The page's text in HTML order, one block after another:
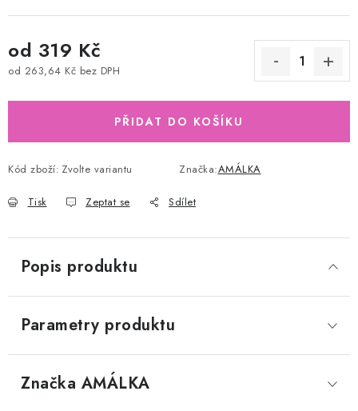
od 319 Kč
od 263,64 Kč bez DPH
PŘIDAT DO KOŠÍKU
Kód zboží: Zvolte variantu Značka:AMÁLKA
Tisk Zeptat se Sdílet
Popis produktu
Parametry produktu
Značka AMÁLKA